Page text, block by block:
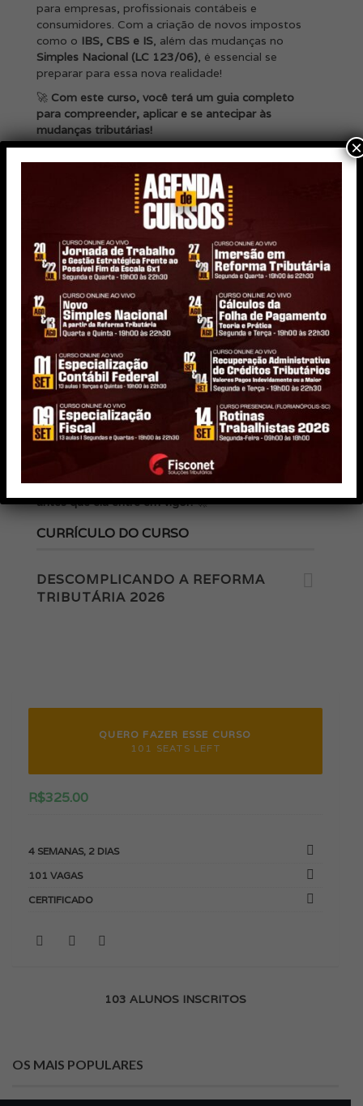
para empresas, profissionais contábeis e
consumidores. Com a criação de novos impostos
como o IBS, CBS e IS, além das mudanças no
Simples Nacional (LC 123/06), é essencial se
preparar para essa nova realidade!
🚀 Com este curso, você terá um guia completo
para compreender, aplicar e se antecipar às
mudanças tributárias!
O QUE VOCÊ VAI
APRENDER?
✅
O atual sistema tributário e suas limitações
✅Histórico e fundamentos da Reforma Tributária
✅Os novos impostos da União, Estados e
Municípios
✅
O imposto de competência compartilhada e
suas regras
✅O que muda a partir de 2027 e as principais
cobranças
✅Tributos extintos e novas alíquotas até 2033
✅Impactos diretos para consumidores e empresas
✅Transição para o novo modelo e principais datas
✅Alterações com a publicação da LC 214/2025
📌Mantenha-se atualizado e evite riscos
💡Inscreva-se agora e domine a nova legislação
antes que ela entre em vigor!🚀
CURRÍCULO DO CURSO
DESCOMPLICANDO A REFORMA
TRIBUTÁRIA 2026
QUERO FAZER ESSE CURSO
101 SEATS LEFT
R$325.00
4 SEMANAS, 2 DIAS
101 VAGAS
CERTIFICADO
103 ALUNOS INSCRITOS
OS MAIS POPULARES
×